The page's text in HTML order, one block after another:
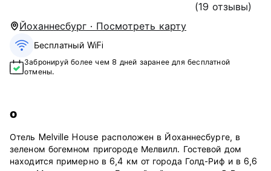
(19 отзывы)
Йоханнесбург · Посмотреть карту
Бесплатный WiFi
Забронируй более чем 8 дней заранее для бесплатной
отмены.
о
Отель Melville House расположен в Йоханнесбурге, в
зеленом богемном пригороде Мелвилл. Гостевой дом
находится примерно в 6,4 км от города Голд-Риф и в 6,6